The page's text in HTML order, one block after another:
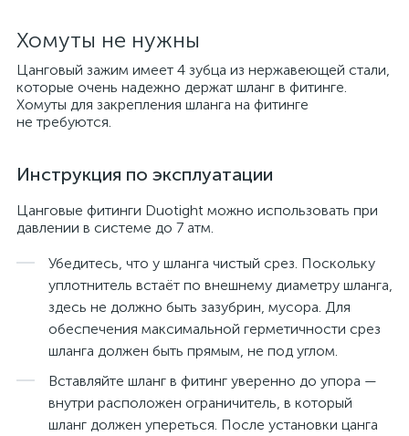
Хомуты не нужны
Цанговый зажим имеет 4 зубца из нержавеющей стали,
которые очень надежно держат шланг в фитинге.
Хомуты для закрепления шланга на фитинге
не требуются.
Инструкция по эксплуатации
Цанговые фитинги Duotight можно использовать при
давлении в системе до 7 атм.
Убедитесь, что у шланга чистый срез. Поскольку
уплотнитель встаёт по внешнему диаметру шланга,
здесь не должно быть зазубрин, мусора. Для
обеспечения максимальной герметичности срез
шланга должен быть прямым, не под углом.
Вставляйте шланг в фитинг уверенно до упора —
внутри расположен ограничитель, в который
шланг должен упереться. После установки цанга